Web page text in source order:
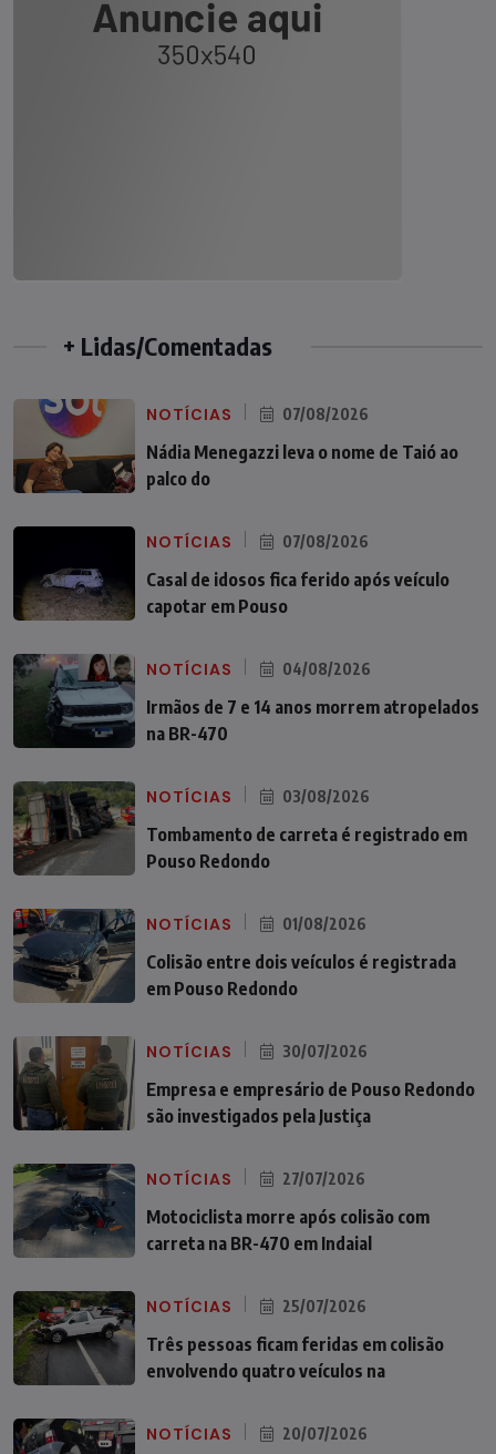
+ Lidas/Comentadas
NOTÍCIAS 07/08/2026
Nádia Menegazzi leva o nome de Taió ao
palco do
NOTÍCIAS 07/08/2026
Casal de idosos fica ferido após veículo
capotar em Pouso
NOTÍCIAS 04/08/2026
Irmãos de 7 e 14 anos morrem atropelados
na BR-470
NOTÍCIAS 03/08/2026
Tombamento de carreta é registrado em
Pouso Redondo
NOTÍCIAS 01/08/2026
Colisão entre dois veículos é registrada
em Pouso Redondo
NOTÍCIAS 30/07/2026
Empresa e empresário de Pouso Redondo
são investigados pela Justiça
NOTÍCIAS 27/07/2026
Motociclista morre após colisão com
carreta na BR-470 em Indaial
NOTÍCIAS 25/07/2026
Três pessoas ficam feridas em colisão
envolvendo quatro veículos na
NOTÍCIAS 20/07/2026